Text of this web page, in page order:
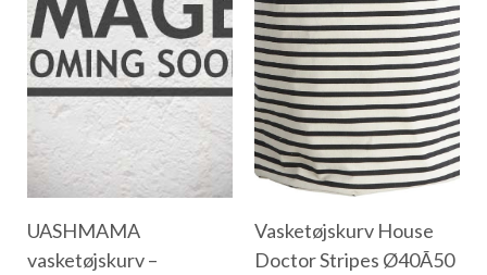
UASHMAMA
vasketøjskurv –
Vasketøjskurv House
Doctor Stripes Ø40Ã50